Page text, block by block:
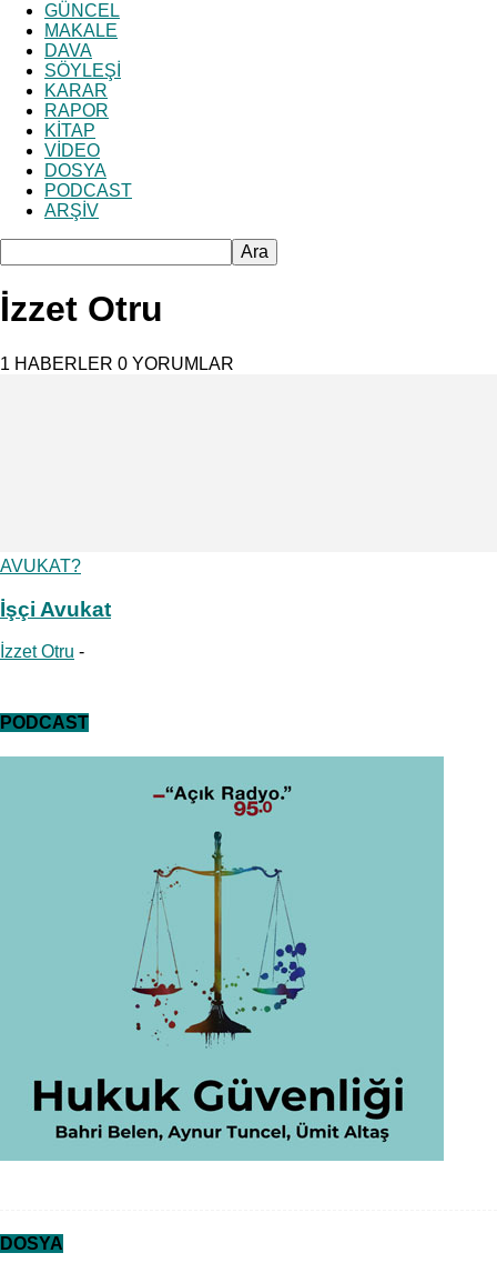
GÜNCEL
MAKALE
DAVA
SÖYLEŞİ
KARAR
RAPOR
KİTAP
VİDEO
DOSYA
PODCAST
ARŞİV
İzzet Otru
1 HABERLER 0 YORUMLAR
AVUKAT?
İşçi Avukat
İzzet Otru -
PODCAST
DOSYA